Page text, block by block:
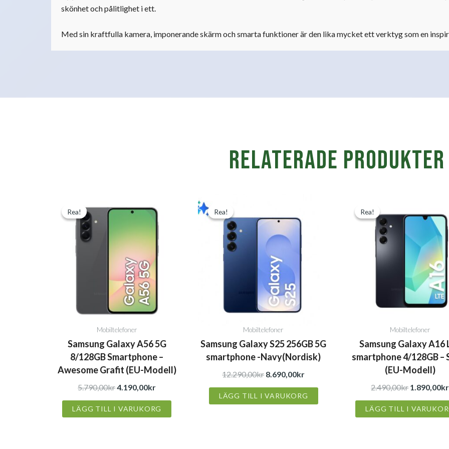
skönhet och pålitlighet i ett.
Med sin kraftfulla kamera, imponerande skärm och smarta funktioner är den lika mycket ett verktyg som en
Relaterade produkter
Rea!
Rea!
Mobiltelefoner
Samsung Galaxy A56 5G
8/128GB Smartphone –
Awesome Grafit (EU-Modell)
5.790,00kr
ursprungliga
priset
var:
4.190,00kr
nuvarande
priset
är:
4.190,00kr.
LÄGG TILL I VARUKORG
Rea!
Rea!
Mobiltelefoner
Samsung Galaxy S25 256GB 5G
smartphone -Navy(Nordisk)
12.290,00kr
priset
var:
12.290,00kr.
8.690,00kr
LÄGG TILL I VARUKORG
Rea!
Rea!
Mobiltelefoner
Samsung Galaxy A16
smartphone 4/128GB –
(EU-Modell)
2.490,00kr
ursprungliga
var:
2.490,00kr.
1.890,00kr
LÄGG TILL I